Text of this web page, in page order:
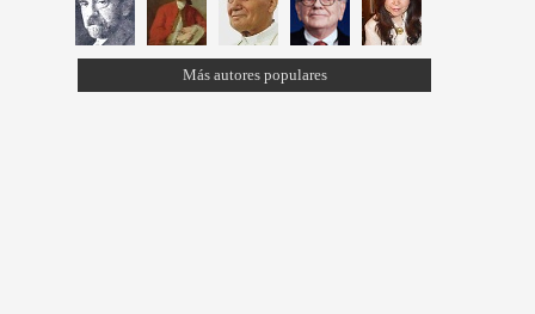
Más autores populares